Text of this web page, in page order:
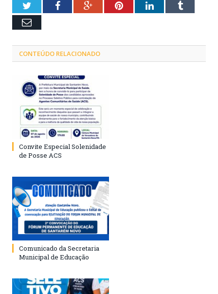
TwitterFacebookGoogle+PinterestLinkedInTumblr
Email
CONTEÚDO RELACIONADO
Convite Especial Solenidade
de Posse ACS
Comunicado da Secretaria
Municipal de Educação